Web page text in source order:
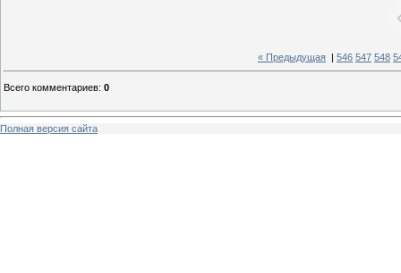
« Предыдущая 546 547 548
Всего комментариев: 0
Полная версия сайта